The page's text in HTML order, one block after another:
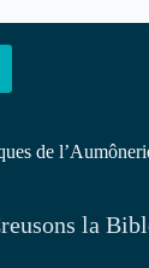
de
la